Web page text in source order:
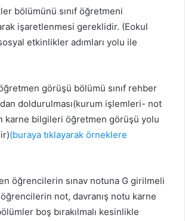
bölümünü sınıf öğretmeni
işaretlenmesi gereklidir. (Eokul
etkinlikler adımları yolu ile
görüşü bölümü sınıf rehber
doldurulması(kurum işlemleri- not
karne bilgileri öğretmen görüşü yolu
(buraya tıklayarak örneklere
öğrencilerin sınav notuna G girilmeli
not, davranış notu karne
boş bırakılmalı kesinlikle